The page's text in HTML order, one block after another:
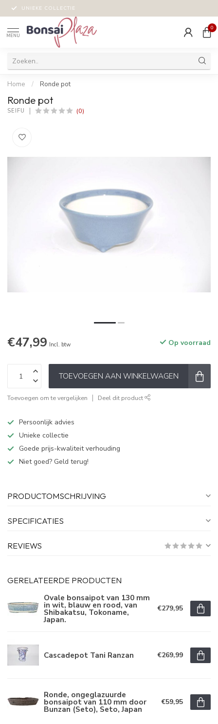
UNIEKE COLLECTIE
MENU
0
Home / Ronde pot
Ronde pot
SEIFU (0)
€47,99 Incl. btw Op voorraad
TOEVOEGEN AAN WINKELWAGEN
Toevoegen om te vergelijken Deel dit product
Persoonlijk advies
Unieke collectie
Goede prijs-kwaliteit verhouding
Niet goed? Geld terug!
PRODUCTOMSCHRIJVING
SPECIFICATIES
REVIEWS
GERELATEERDE PRODUCTEN
Ovale bonsaipot van 130 mm
in wit, blauw en rood, van
Shibakatsu, Tokoname,
Japan.
€279,95
Cascadepot Tani Ranzan €269,99
Ronde, ongeglazuurde
bonsaipot van 110 mm door
Bunzan (Seto), Seto, Japan
€59,95